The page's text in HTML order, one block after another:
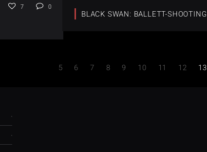
7 0
BLACK SWAN: BALLETT-SHOOTING
5 6 7 8 9 10 11 12 13